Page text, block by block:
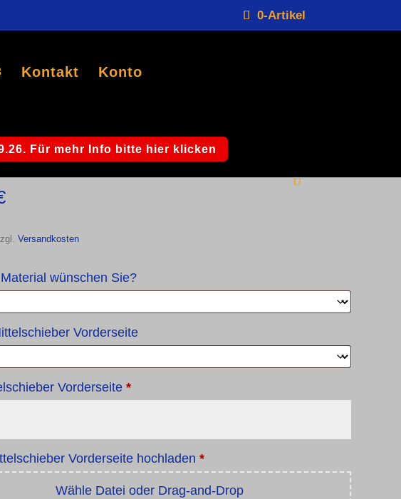
0-Artikel
Kontakt Konto
Für mehr Info bitte hier klicken
Modell „Biedermeier“
Versandkosten
wünschen Sie?
Vorderseite
Vorderseite*
Vorderseite hochladen*
Wähle Datei oder Drag-and-Drop